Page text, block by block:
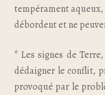
tempérament
débordent et ne
* Les signes de
dédaigner le conflit,
provoqué par le